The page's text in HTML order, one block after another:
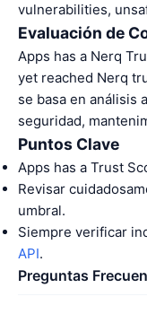
vulnerabilities,
Evaluación de
Apps has a Nerq
yet reached Nerq
se basa en análisis
seguridad,
Puntos Clave
Apps has a Trust
Revisar
umbral.
Siempre verificar
API.
Preguntas